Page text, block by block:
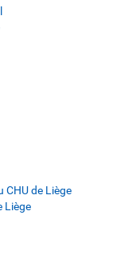
de Liège
Liège